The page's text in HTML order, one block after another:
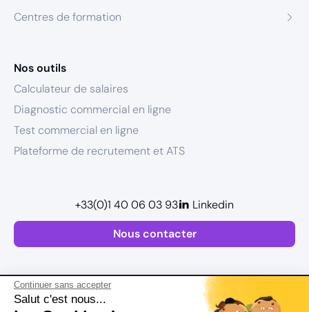
Continuer sans accepter
Salut c'est nous...
Centres de formation
Nos outils
Calculateur de salaires
Diagnostic commercial en ligne
Test commercial en ligne
Plateforme de recrutement et ATS
Nous contacter
+33(0)1 40 06 03 93 Linkedin